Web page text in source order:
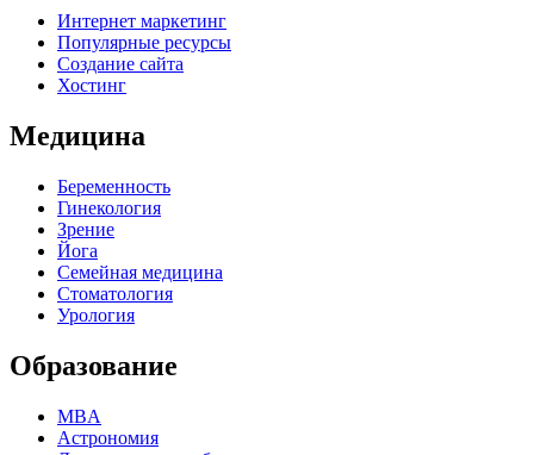
Интернет маркетинг
Популярные ресурсы
Создание сайта
Хостинг
Медицина
Беременность
Гинекология
Зрение
Йога
Семейная медицина
Стоматология
Урология
Образование
MBA
Астрономия